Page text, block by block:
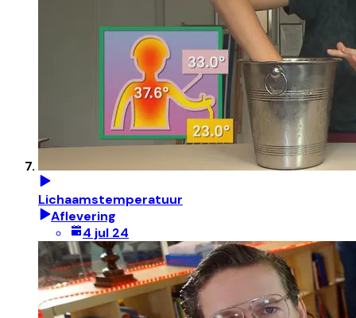
Lichaamstemperatuur
Aflevering
4 jul 24